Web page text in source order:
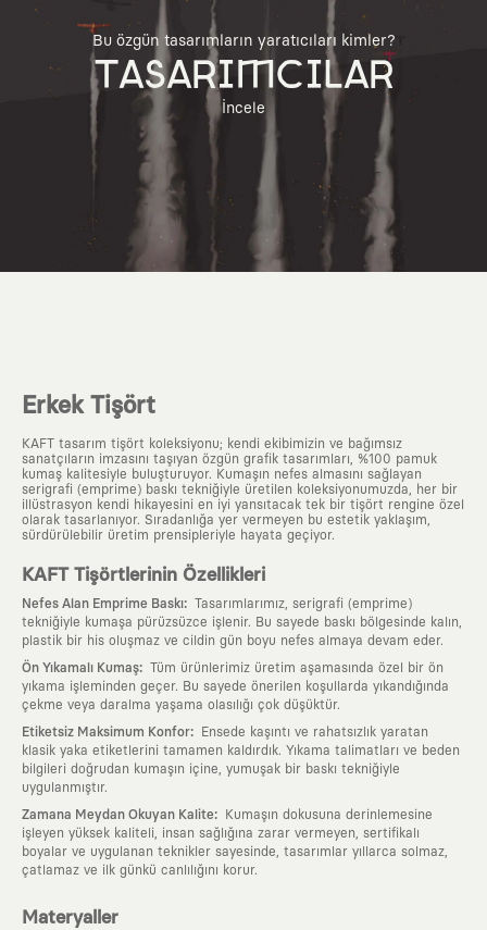
Bu özgün tasarımların yaratıcıları kimler?
TASARIMCILAR
İncele
Erkek Tişört
KAFT tasarım tişört koleksiyonu; kendi ekibimizin ve bağımsız
sanatçıların imzasını taşıyan özgün grafik tasarımları, %100 pamuk
kumaş kalitesiyle buluşturuyor. Kumaşın nefes almasını sağlayan
serigrafi (emprime) baskı tekniğiyle üretilen koleksiyonumuzda, her bir
illüstrasyon kendi hikayesini en iyi yansıtacak tek bir tişört rengine özel
olarak tasarlanıyor. Sıradanlığa yer vermeyen bu estetik yaklaşım,
sürdürülebilir üretim prensipleriyle hayata geçiyor.
KAFT Tişörtlerinin Özellikleri
Nefes Alan Emprime Baskı: Tasarımlarımız, serigrafi (emprime)
tekniğiyle kumaşa pürüzsüzce işlenir. Bu sayede baskı bölgesinde kalın,
plastik bir his oluşmaz ve cildin gün boyu nefes almaya devam eder.
Ön Yıkamalı Kumaş: Tüm ürünlerimiz üretim aşamasında özel bir ön
yıkama işleminden geçer. Bu sayede önerilen koşullarda yıkandığında
çekme veya daralma yaşama olasılığı çok düşüktür.
Etiketsiz Maksimum Konfor:
Ensede kaşıntı ve rahatsızlık yaratan
klasik yaka etiketlerini tamamen kaldırdık. Yıkama talimatları ve beden
bilgileri doğrudan kumaşın içine, yumuşak bir baskı tekniğiyle
uygulanmıştır.
Zamana Meydan Okuyan Kalite:
Kumaşın dokusuna derinlemesine
işleyen yüksek kaliteli, insan sağlığına zarar vermeyen, sertifikalı
boyalar ve uygulanan teknikler sayesinde, tasarımlar yıllarca solmaz,
çatlamaz ve ilk günkü canlılığını korur.
Materyaller